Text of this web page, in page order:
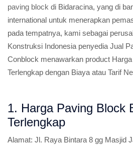
paving block di Bidaracina, yang di
international untuk menerapkan
pada tempatnya, kami sebagai
Konstruksi Indonesia penyedia Jual
Conblock menawarkan product
Terlengkap dengan Biaya atau Tarif
1. Harga Paving Block
Terlengkap
Alamat: Jl. Raya Bintara 8 gg Masjid